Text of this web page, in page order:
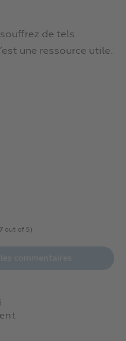
de tels
une ressource utile.
out of 5)